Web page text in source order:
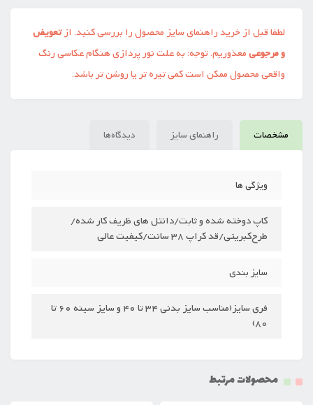
لطفا قبل از خرید راهنمای سایز محصول را بررسی کنید. ازتعویض
و مرجوعیمعذوریم. توجه: به علت نور پردازی هنگام عکاسی رنگ
واقعی محصول ممکن است کمی تیره تر یا روشن تر باشد.
مشخصات راهنمای سایز دیدگاه‌ها
ویژگی ها
کاپ دوخته شده و ثابت/دانتل های ظریف کار شده/
طرح‌کبریتی/قد کراپ 38 سانت/کیفیت عالی
سایز بندی
فری سایز(مناسب سایز بدنی 34 تا 40 و سایز سینه 60 تا
80)
محصولات مرتبط